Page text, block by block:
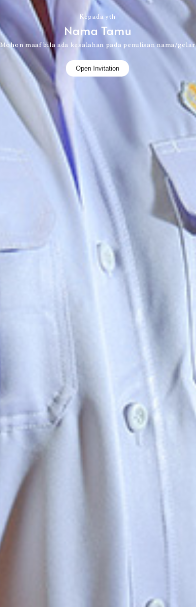
Kepada yth
Nama Tamu
Mohon maaf bila ada kesalahan pada penulisan nama/gelar
Open Invitation